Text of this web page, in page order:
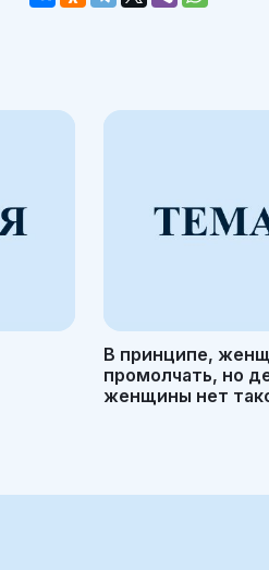
В принципе,
промолчать, но
женщины нет